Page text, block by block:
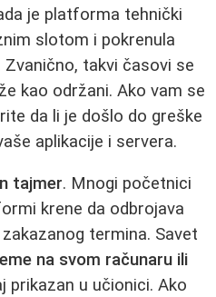
je platforma tehnički
slotom i pokrenula
takvi časovi se
kao održani. Ako vam se
da li je došlo do greške
aplikacije i servera.
tajmer. Mnogi početnici
krene da odbrojava
termina. Savet
na svom računaru ili
prikazan u učionici. Ako